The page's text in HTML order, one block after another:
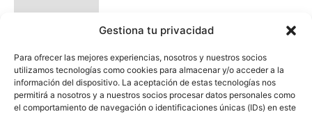
Gestiona tu privacidad
Para ofrecer las mejores experiencias, nosotros y nuestros socios
utilizamos tecnologías como cookies para almacenar y/o acceder a la
información del dispositivo. La aceptación de estas tecnologías nos
permitirá a nosotros y a nuestros socios procesar datos personales como
el comportamiento de navegación o identificaciones únicas (IDs) en este
Vincent Van Gogh y su arte pos-
impresionista